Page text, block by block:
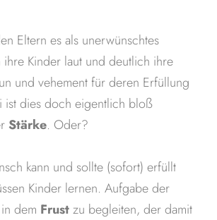
Eltern es als unerwünschtes
ihre Kinder laut und deutlich ihre
und vehement für deren Erfüllung
ist dies doch eigentlich bloß
Stärke. Oder?
kann und sollte (sofort) erfüllt
Kinder lernen. Aufgabe der
dem Frustzu begleiten, der damit